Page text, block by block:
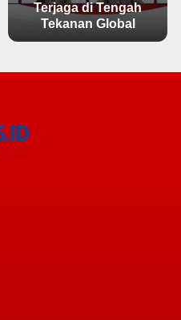
Terjaga di Tengah
Tekanan Global